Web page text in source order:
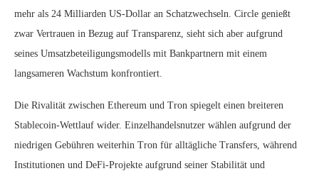
mehr als 24 Milliarden US-Dollar an Schatzwechseln. Circle genießt
zwar Vertrauen in Bezug auf Transparenz, sieht sich aber aufgrund
seines Umsatzbeteiligungsmodells mit Bankpartnern mit einem
langsameren Wachstum konfrontiert.
Die Rivalität zwischen Ethereum und Tron spiegelt einen breiteren
Stablecoin-Wettlauf wider. Einzelhandelsnutzer wählen aufgrund der
niedrigen Gebühren weiterhin Tron für alltägliche Transfers, während
Institutionen und DeFi-Projekte aufgrund seiner Stabilität und